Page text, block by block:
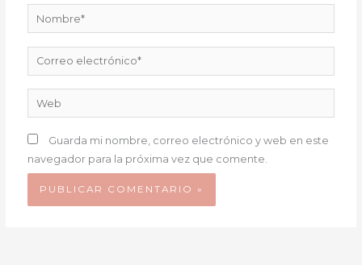
Nombre*
Correo
electrónico*
Web
Guarda mi nombre, correo electrónico y web en este
navegador para la próxima vez que comente.